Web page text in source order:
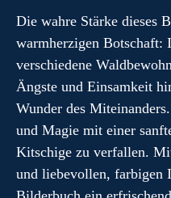
Die wahre Stärke dieses
warmherzigen Botschaft:
verschiedene
Ängste und Einsamkeit
Wunder des
und Magie mit einer
Kitschige zu verfallen.
und liebevollen, farbigen